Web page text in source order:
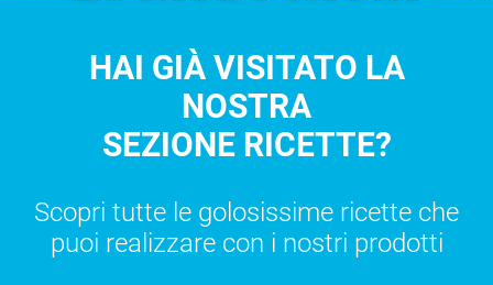
HAI GIÀ VISITATO LA
NOSTRA
SEZIONE RICETTE?
Scopri tutte le golosissime ricette che
puoi realizzare con i nostri prodotti